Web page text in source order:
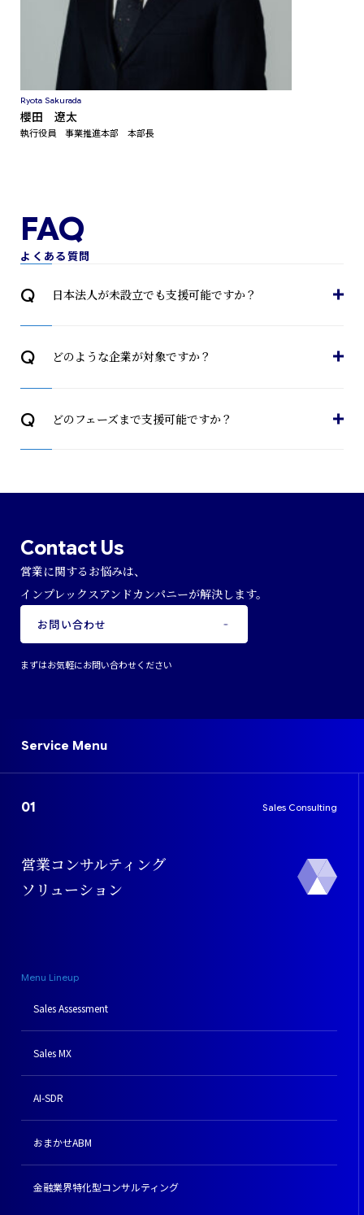
Ryota Sakurada
櫻田 遼太
執行役員 事業推進本部 本部長
よくある質問
Q 日本法人が未設立でも支援可能ですか？
Q どのような企業が対象ですか？
Q どのフェーズまで支援可能ですか？
Contact Us
営業に関するお悩みは、
インプレックスアンドカンパニーが解決します。
お問い合わせ
まずはお気軽にお問い合わせください
Service Menu
Sales Consulting
営業コンサルティング
ソリューション
Menu Lineup
Sales Assessment
Sales MX
AI-SDR
おまかせABM
金融業界特化型コンサルティング